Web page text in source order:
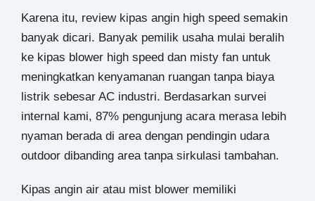
Karena itu, review kipas angin high speed semakin
banyak dicari. Banyak pemilik usaha mulai beralih
ke kipas blower high speed dan misty fan untuk
meningkatkan kenyamanan ruangan tanpa biaya
listrik sebesar AC industri. Berdasarkan survei
internal kami, 87% pengunjung acara merasa lebih
nyaman berada di area dengan pendingin udara
outdoor dibanding area tanpa sirkulasi tambahan.
Kipas angin air atau mist blower memiliki